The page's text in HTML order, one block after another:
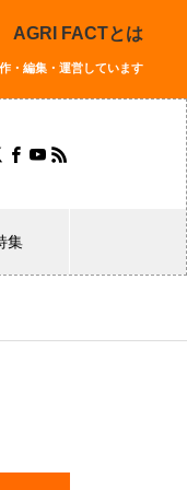
AGRI FACTとは
・編集・運営しています
集